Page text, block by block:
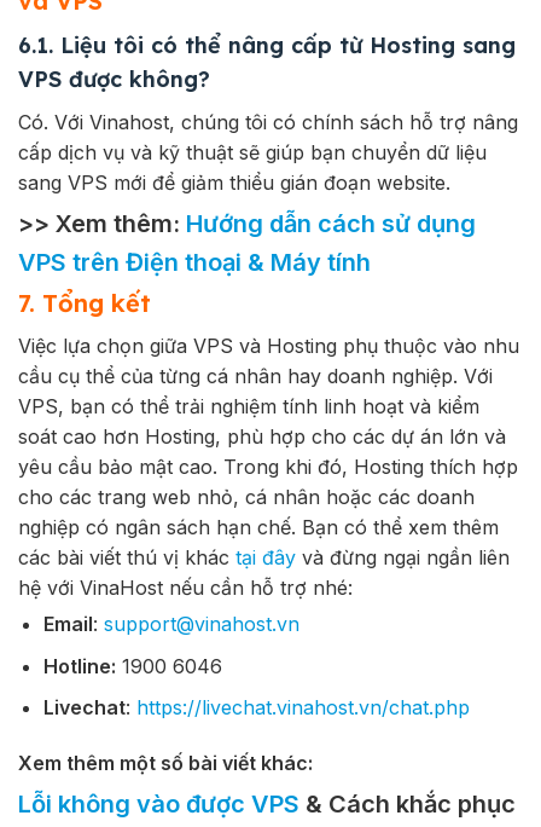
6.1. Liệu tôi có thể nâng cấp từ Hosting sang
VPS được không?
Có. Với Vinahost, chúng tôi có chính sách hỗ trợ nâng
cấp dịch vụ và kỹ thuật sẽ giúp bạn chuyển dữ liệu
sang VPS mới để giảm thiểu gián đoạn website.
>> Xem thêm: Hướng dẫn cách sử dụng
VPS trên Điện thoại & Máy tính
7. Tổng kết
Việc lựa chọn giữa VPS và Hosting phụ thuộc vào nhu
cầu cụ thể của từng cá nhân hay doanh nghiệp. Với
VPS, bạn có thể trải nghiệm tính linh hoạt và kiểm
soát cao hơn Hosting, phù hợp cho các dự án lớn và
yêu cầu bảo mật cao. Trong khi đó, Hosting thích hợp
cho các trang web nhỏ, cá nhân hoặc các doanh
nghiệp có ngân sách hạn chế. Bạn có thể xem thêm
các bài viết thú vị khác tại đây và đừng ngại ngần liên
hệ với VinaHost nếu cần hỗ trợ nhé:
Email: support@vinahost.vn
Hotline: 1900 6046
Livechat: https://livechat.vinahost.vn/chat.php
Xem thêm một số bài viết khác:
Lỗi không vào được VPS & Cách khắc phục